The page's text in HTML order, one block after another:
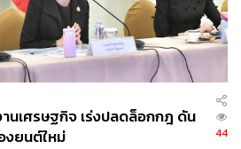
ศุภจี สุธรรมพันธุ์
ทุเรียน กระทรวงพาณิชย์
นเศรษฐกิจ เร่งปลดล็อกกฎ ดัน
งยนต์ใหม่
44